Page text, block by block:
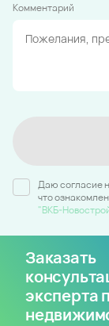
Комментарий
Даю согласие
что
"ВКБ-
Заказать
эксперта